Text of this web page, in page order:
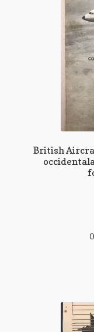
British